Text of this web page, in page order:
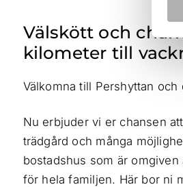
Välskött och
kilometer till
Välkomna till Pershyttan
Nu erbjuder vi er chansen
trädgård och många
bostadshus som är
för hela familjen. Här bor ni